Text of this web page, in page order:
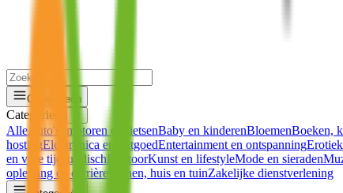
Categorieën
Categorieën
Alle Auto's, motoren en fietsenBaby en kinderenBloemenBoeken,
hostingElektronica en witgoedEntertainment en ontspanningErotiek
en vrije tijd
JuridischKantoorKunst en lifestyleMode en sieraden
opleiding en carrière Wonen, huis en tuinZakelijke dienstverlening